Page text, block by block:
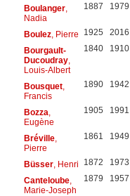
Boulanger,
Nadia
1887 1979
Boulez, Pierre 1925 2016
Bourgault-
Ducoudray,
Louis-Albert
1840 1910
Bousquet,
Francis
1890 1942
Bozza
Eugène
1905 1991
Bréville,
Pierre
1861 1949
Büsser, Henri 1872 1973
Canteloube,
Marie-Joseph
1879 1957